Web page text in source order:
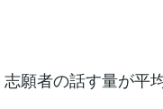
願者の話す量が平